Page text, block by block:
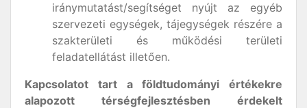
iránymutatást/segítséget nyújt az egyéb
szervezeti egységek, tájegységek részére a
szakterületi és működési területi
feladatellátást illetően.
Kapcsolatot tart a földtudományi értékekre
alapozott térségfejlesztésben érdekelt